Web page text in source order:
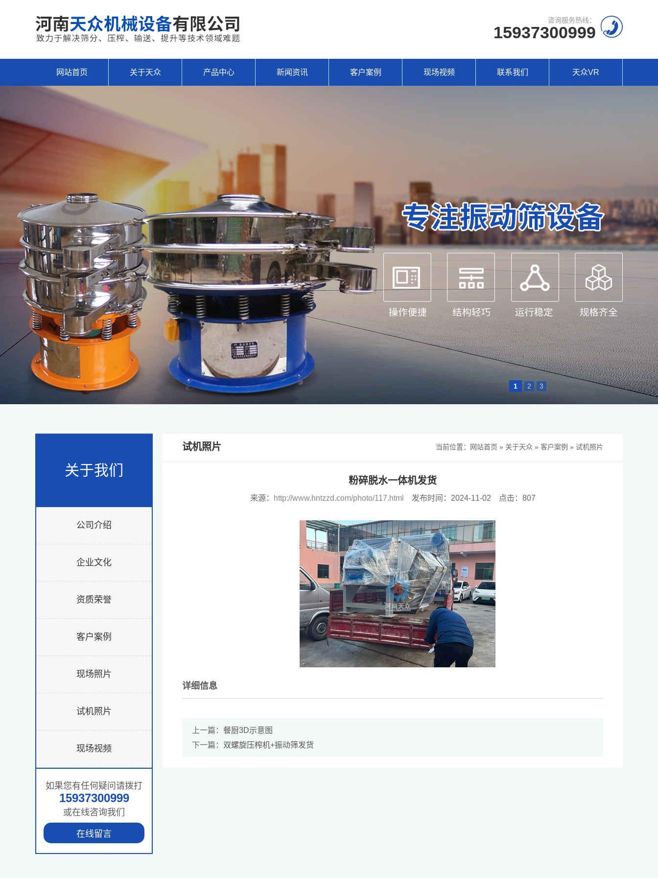
咨询服务热线：
15937300999
网站首页 关于天众 产品中心 新闻资讯 客户案例 现场视频 联系我们 天众VR
1 2 3
关于我们
公司介绍
企业文化
资质荣誉
客户案例
现场照片
试机照片
现场视频
如果您有任何疑问请拨打
15937300999
或在线咨询我们
在线留言
试机照片 当前位置： 网站首页 » 关于天众 » 客户案例 » 试机照片
粉碎脱水一体机发货
来源： http://www.hntzzd.com/photo/117.html 发布时间：2024-11-02 点击：807
详细信息
上一篇： 餐厨3D示意图
下一篇： 双螺旋压榨机+振动筛发货